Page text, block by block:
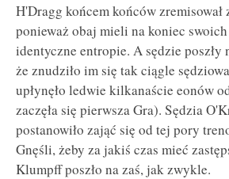
H'Dragg końcem końców zremisował
ponieważ obaj mieli na koniec
identyczne entropie. A sędzie poszły
że znudziło im się tak ciągle
upłynęło ledwie kilkanaście eonów
zaczęła się pierwsza Gra). Sędzia
postanowiło zająć się od tej pory
Gnęśli, żeby za jakiś czas mieć
Klumpff poszło na zaś, jak zwykle.